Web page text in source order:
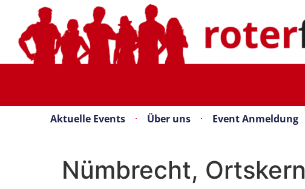
Aktuelle Events Über uns Event Anmeldung
Nümbrecht, Ortskern